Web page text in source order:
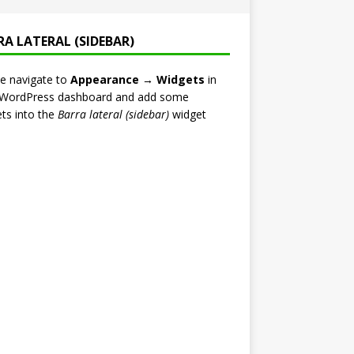
LATERAL (SIDEBAR)
navigate to Appearance → Widgets in
dashboard and add some
into the Barra lateral (sidebar)widget